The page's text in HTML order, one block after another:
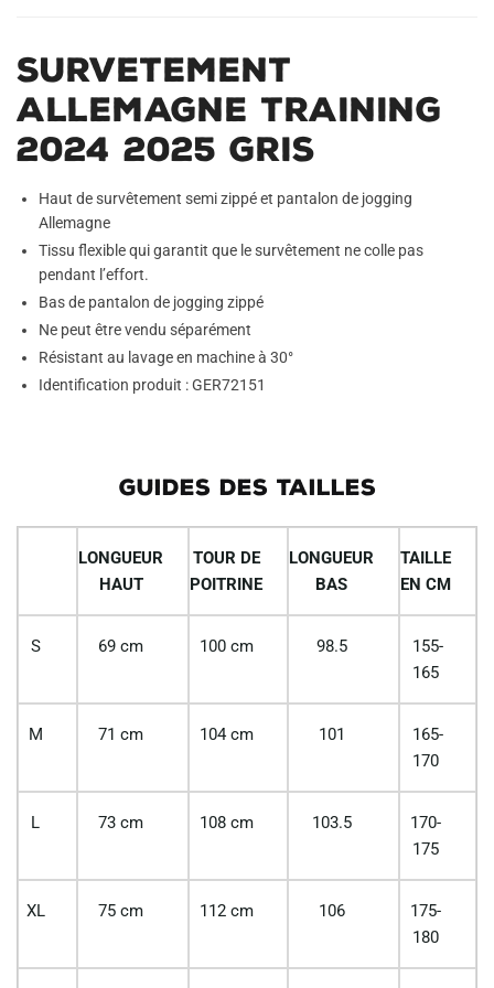
Survetement
Allemagne Training
2024 2025 Gris
Haut de survêtement semi zippé et pantalon de jogging
Allemagne
Tissu flexible qui garantit que le survêtement ne colle pas
pendant l’effort.
Bas de pantalon de jogging zippé
Ne peut être vendu séparément
Résistant au lavage en machine à 30°
Identification produit : GER72151
GUIDES DES TAILLES
LONGUEUR
HAUT
TOUR DE
POITRINE
LONGUEUR
BAS
TAILLE
EN CM
S 69 cm 100 cm 98.5
155-
165
M 71 cm 104 cm 101
165-
170
L 73 cm 108 cm 103.5
170-
175
XL 75 cm 112 cm 106
175-
180